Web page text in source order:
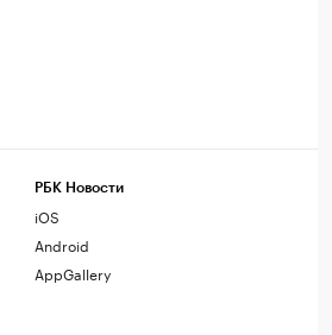
РБК Новости
iOS
Android
AppGallery